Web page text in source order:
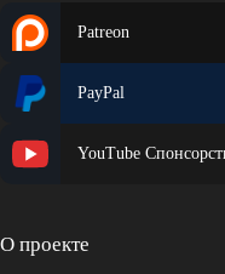
Patreon
PayPal
YouTube
О проекте